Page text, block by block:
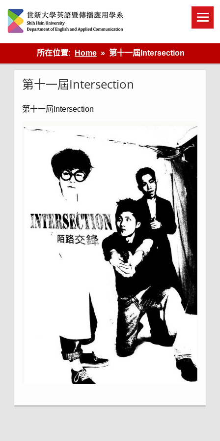
content
英語傳播
所在位置:
Home 第十一屆Intersection
第十一屆Intersection
第十一屆Intersection